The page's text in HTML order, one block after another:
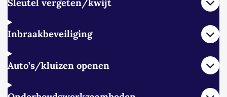
Inbraakbeveiliging
Auto’s/kluizen openen